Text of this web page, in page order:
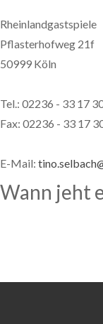
Rheinlandgastspiele
Pflasterhofweg 21f
50999 Köln
Tel.: 02236 - 33 17
Fax: 02236 - 33 17
E-Mail:
Wann jeht